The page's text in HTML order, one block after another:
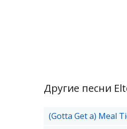
Другие песни
(Gotta Get a) Meal